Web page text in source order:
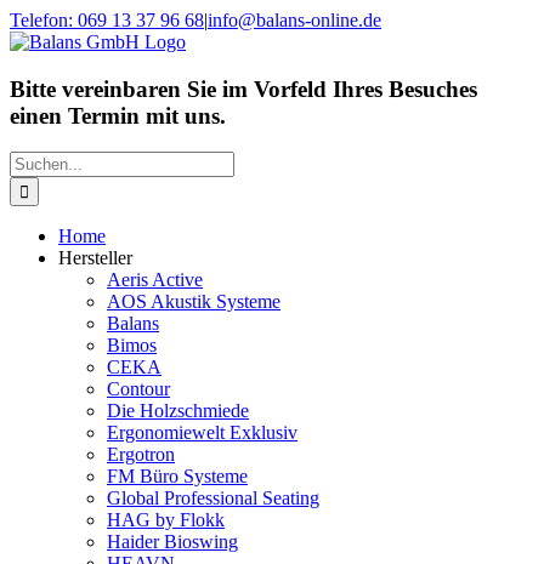
Zum
Inhalt
Telefon: 069 13 37 96 68|info@balans-online.de
Facebook
Instagram
YouTube
Bitte vereinbaren Sie im Vorfeld Ihres Besuches
einen Termin mit uns.
Suche
nach:
Home
Hersteller
Aeris Active
AOS Akustik Systeme
Balans
Bimos
CEKA
Contour
Die Holzschmiede
Ergonomiewelt Exklusiv
Ergotron
FM Büro Systeme
Global Professional Seating
HAG by Flokk
Haider Bioswing